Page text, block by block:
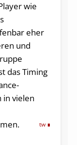
wie
eher
und
das Timing
in vielen
tw